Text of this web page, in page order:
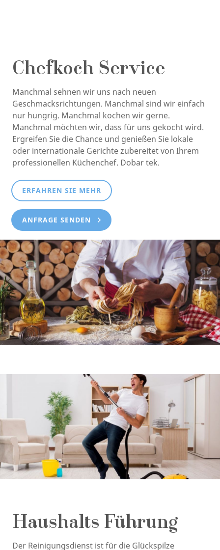
Chefkoch Service
Manchmal sehnen wir uns nach neuen
Geschmacksrichtungen. Manchmal sind wir einfach
nur hungrig. Manchmal kochen wir gerne.
Manchmal möchten wir, dass für uns gekocht wird.
Ergreifen Sie die Chance und genießen Sie lokale
oder internationale Gerichte zubereitet von Ihrem
professionellen Küchenchef. Dobar tek.
ERFAHREN SIE MEHR
ANFRAGE SENDEN
Haushalts Führung
Der Reinigungsdienst ist für die Glückspilze